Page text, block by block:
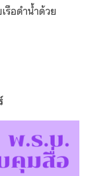
รือดำน้ำด้วย